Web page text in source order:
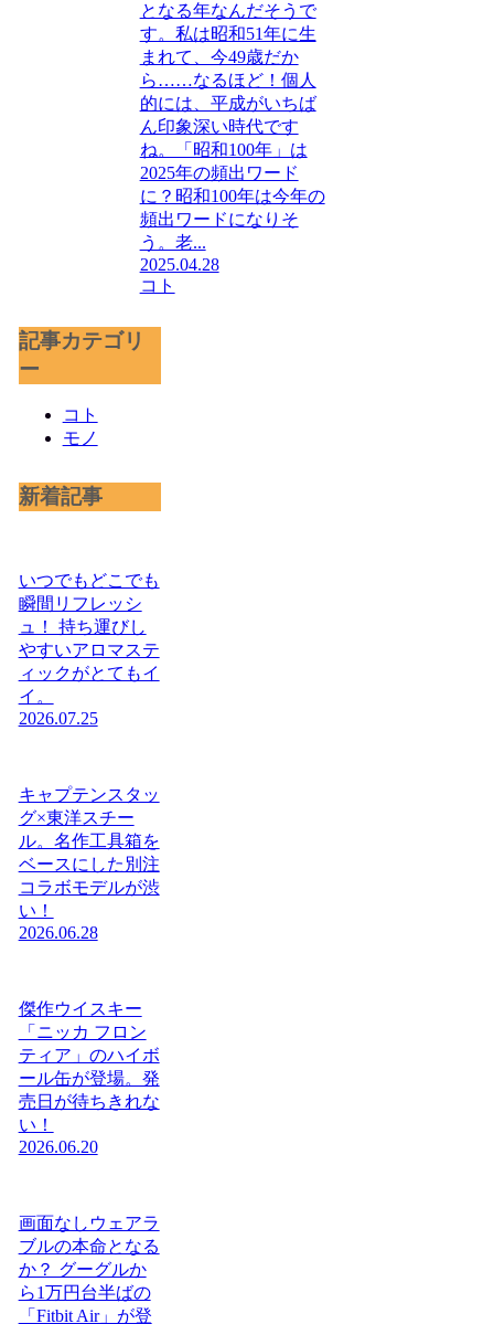
となる年なんだそうで
す。私は昭和51年に生
まれて、今49歳だか
ら……なるほど！個人
的には、平成がいちば
ん印象深い時代です
ね。「昭和100年」は
2025年の頻出ワード
に？昭和100年は今年の
頻出ワードになりそ
う。老...
2025.04.28
コト
記事カテゴリ
ー
コト
モノ
新着記事
いつでもどこでも
瞬間リフレッシ
ュ！ 持ち運びし
やすいアロマステ
ィックがとてもイ
イ。
2026.07.25
キャプテンスタッ
グ×東洋スチー
ル。名作工具箱を
ベースにした別注
コラボモデルが渋
い！
2026.06.28
傑作ウイスキー
「ニッカ フロン
ティア」のハイボ
ール缶が登場。発
売日が待ちきれな
い！
2026.06.20
画面なしウェアラ
ブルの本命となる
か？ グーグルか
ら1万円台半ばの
「Fitbit Air」が登